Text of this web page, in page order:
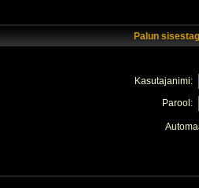
Palun
Kasutajanimi:
Parool: